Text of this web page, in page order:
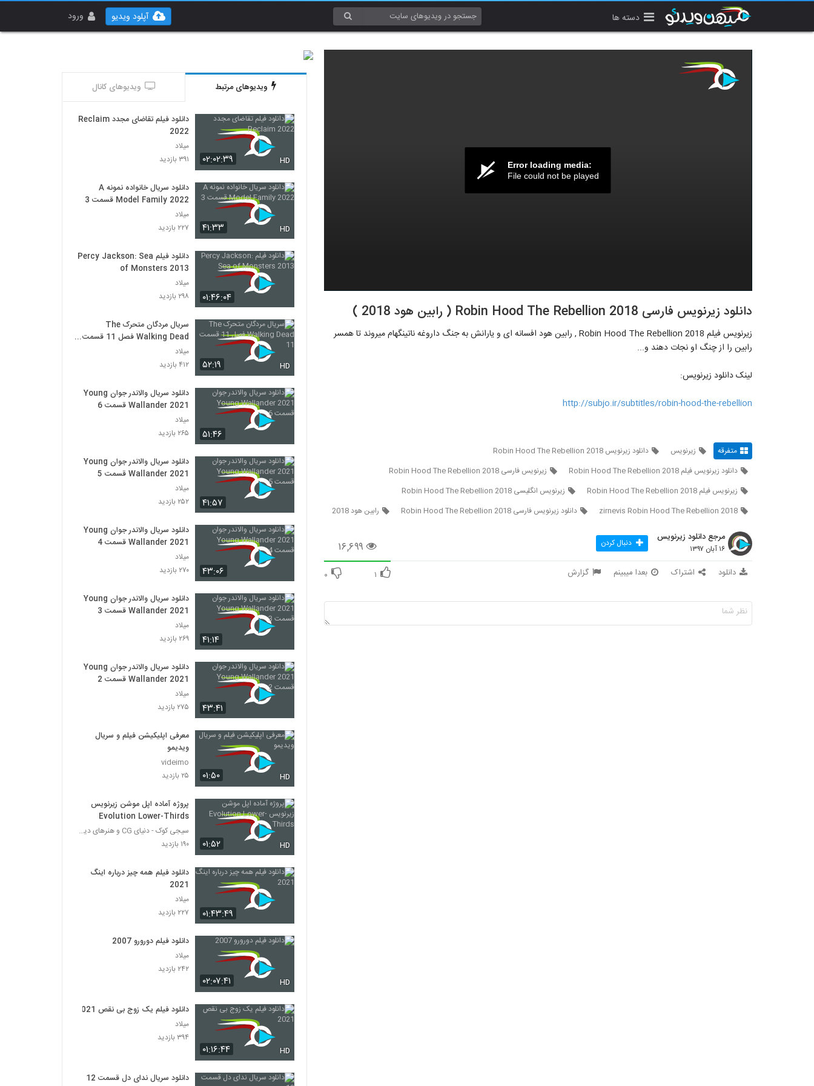
دسته ها ورود آپلود ویدیو
Error loading media:
File could not be played
دانلود زیرنویس فارسی Robin Hood The Rebellion 2018 ( رابین هود 2018 )
زیرنویس فیلم Robin Hood The Rebellion 2018 , رابین هود افسانه ای و یارانش به جنگ داروغه ناتینگهام میروند تا همسر
رابین را از چنگ او نجات دهند و...
لینک دانلود زیرنویس:
http://subjo.ir/subtitles/robin-hood-the-rebellion
متفرقه زیرنویس
دانلود زیرنویس Robin Hood The Rebellion 2018
دانلود زیرنویس فیلم Robin Hood The Rebellion 2018
زیرنویس فارسی Robin Hood The Rebellion 2018
زیرنویس فیلم Robin Hood The Rebellion 2018
زیرنویس انگلیسی Robin Hood The Rebellion 2018
zirnevis Robin Hood The Rebellion 2018
دانلود زیرنویس فارسی Robin Hood The Rebellion 2018 رابین هود 2018
۱۶,۶۹۹
مرجع دانلود زیرنویس
۱۶ آبان ۱۳۹۷ دنبال کردن
دانلود اشتراک بعدا میبینم گزارش ۱ ۰
ویدیوهای مرتبط ویدیوهای کانال
۰۲:۰۲:۳۹ HD
دانلود فیلم تقاضای مجدد Reclaim
2022
میلاد
۳۹۱ بازدید
۴۱:۳۳ HD
دانلود سریال خانواده نمونه A
Model Family 2022 قسمت 3
میلاد
۲۲۷ بازدید
۰۱:۴۶:۰۴
دانلود فیلم Percy Jackson: Sea
of Monsters 2013
میلاد
۲۹۸ بازدید
۵۲:۱۹ HD
سریال مردگان متحرک The
Walking Dead فصل 11 قسمت
11
میلاد
۴۱۲ بازدید
۵۱:۴۶
دانلود سریال والاندر جوان Young
Wallander 2021 قسمت 6
میلاد
۲۶۵ بازدید
۴۱:۵۷
دانلود سریال والاندر جوان Young
Wallander 2021 قسمت 5
میلاد
۲۵۲ بازدید
۴۳:۰۶
دانلود سریال والاندر جوان Young
Wallander 2021 قسمت 4
میلاد
۲۷۰ بازدید
۴۱:۱۴
دانلود سریال والاندر جوان Young
Wallander 2021 قسمت 3
میلاد
۲۶۹ بازدید
۴۳:۴۱
دانلود سریال والاندر جوان Young
Wallander 2021 قسمت 2
میلاد
۲۷۵ بازدید
۰۱:۵۰ HD
معرفی اپلیکیشن فیلم و سریال
ویدیمو ️
videimo
۲۵ بازدید
۰۱:۵۲ HD
پروژه آماده اپل موشن زیرنویس
Evolution Lower-Thirds
سیجی کوک - دنیای CG و هنرهای دیجیتال
۱۹۰ بازدید
۰۱:۴۳:۴۹
دانلود فیلم همه چیز درباره اینگ
2021
میلاد
۲۲۷ بازدید
۰۲:۰۷:۴۱ HD
دانلود فیلم دورورو 2007
میلاد
۲۴۲ بازدید
۰۱:۱۶:۴۴ HD
دانلود فیلم یک زوج بی نقص 2021
میلاد
۳۹۴ بازدید
دانلود سریال ندای دل قسمت 12